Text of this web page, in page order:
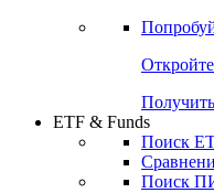
ETF & Funds
Поиск
Поиск